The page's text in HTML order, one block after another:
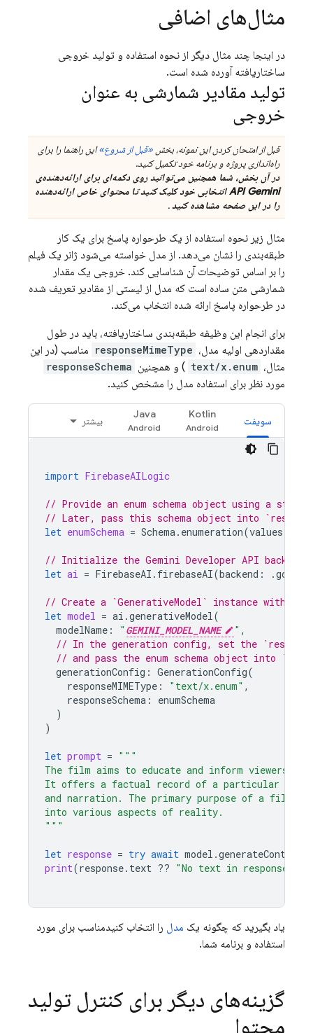
مثال‌های اضافی
در اینجا چند مثال دیگر از نحوه استفاده و تولید خروجی
ساختاریافته آورده شده است.
تولید مقادیر شمارشی به عنوان
خروجی
قبل از امتحان کردن این نمونه، بخش «قبل از شروع»این راهنما را برای
راه‌اندازی پروژه و برنامه خود تکمیل کنید.
در آن بخش، شما همچنین می‌توانید روی دکمه‌ای برای ارائه‌دهنده‌ی
API Geminiانتخابی خود کلیک کنید تا محتوای خاص ارائه‌دهنده
را در این صفحه مشاهده کنید.
مثال زیر نحوه استفاده از یک طرحواره پاسخ برای یک کار
طبقه‌بندی را نشان می‌دهد. از مدل خواسته می‌شود ژانر یک فیلم
را بر اساس توضیحات آن شناسایی کند. خروجی یک مقدار
شمارشی متن ساده است که مدل از لیستی از مقادیر تعریف شده
در طرحواره پاسخ ارائه شده انتخاب می‌کند.
برای انجام این وظیفه طبقه‌بندی ساختاریافته، باید در طول
مقداردهی اولیه مدل، responseMimeType مناسب (در این
مثال، text/x.enum ) و همچنین responseSchema
مورد نظر برای استفاده مدل را مشخص کنید.
سویفت
Kotlin
Java
بیشتر
import FirebaseAILogic
// Provide an enum schema object using a
// Later, pass this schema object into
let enumSchema = Schema. enumeration(values
// Initialize the Gemini Developer API backend
let ai = FirebaseAI . firebaseAI(backend : .
// Create a `GenerativeModel` instance with a
let model = ai .generativeModel(
modelName : " GEMINI_MODEL_NAME " ,
// In the generation config, set the
// and pass the enum schema object into
generationConfig : GenerationConfig(
responseMIMEType : "text/x.enum" ,
responseSchema :
enumSchema
)
)
let prompt = """
The film aims to educate and inform viewers
It offers a factual record of a particular
and narration. The primary purpose of a film
into various aspects of reality.
"""
let response = try await model .generateContent
print(response. text ?? "No text in response."
یاد بگیرید که چگونه یک مدل را انتخاب کنیدمناسب برای مورد
استفاده و برنامه شما.
گزینه‌های دیگر برای کنترل تولید
محتوا